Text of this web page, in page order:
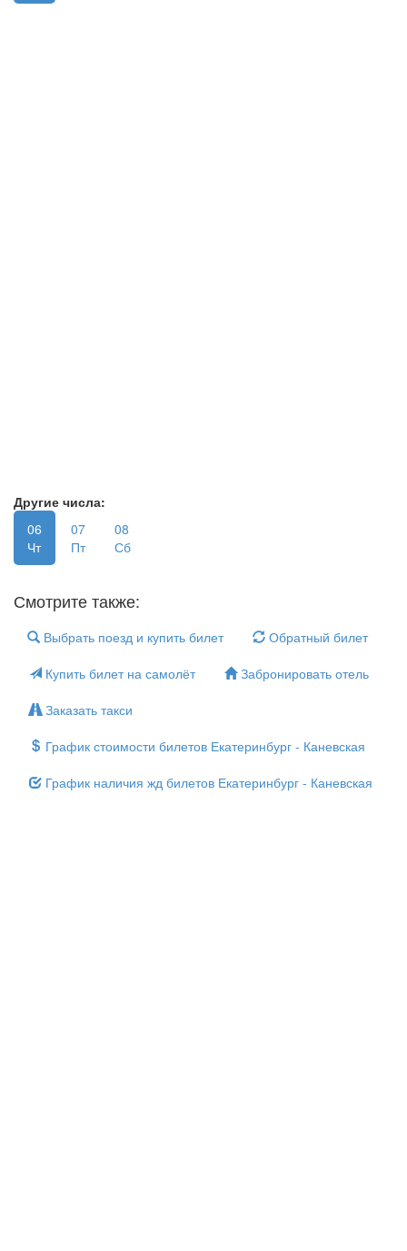
Другие числа:
06
Чт
07
Пт
08
Сб
Смотрите также:
Выбрать поезд и купить билет
Обратный билет
Купить билет на самолёт
Забронировать отель
Заказать такси
График стоимости билетов Екатеринбург - Каневская
График наличия жд билетов Екатеринбург - Каневская